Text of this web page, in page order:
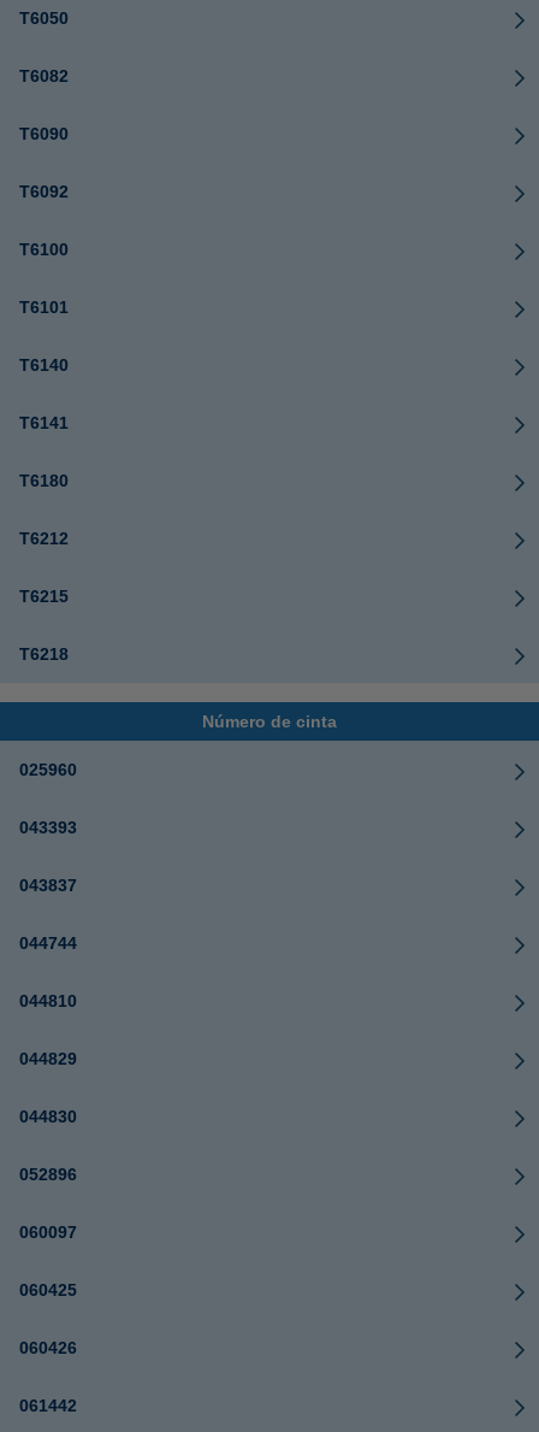
T6050
T6082
T6090
T6092
T6100
T6101
T6140
T6141
T6180
T6212
T6215
T6218
Número de cinta
025960
043393
043837
044744
044810
044829
044830
052896
060097
060425
060426
061442